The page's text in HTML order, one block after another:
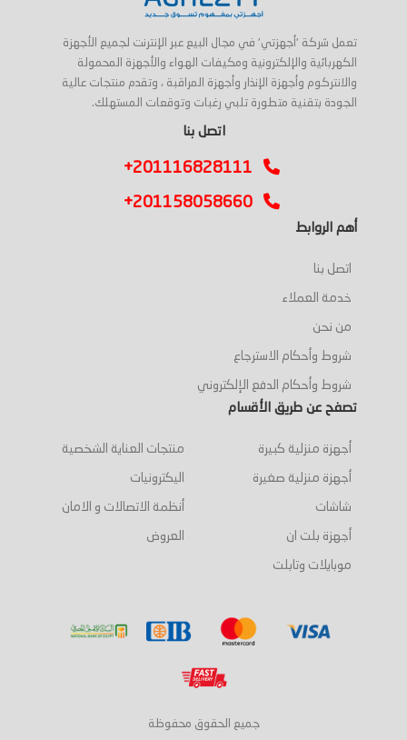
تعمل شركة 'أجهزتي' في مجال البيع عبر الإنترنت لجميع الأجهزة
الكهربائية والإلكترونية ومكيفات الهواء والأجهزة المحمولة
والانتركوم وأجهزة الإنذار وأجهزة المراقبة ، وتقدم منتجات عالية
الجودة بتقنية متطورة تلبي رغبات وتوقعات المستهلك.
اتصل بنا
+201116828111
+201158058660
أهم الروابط
اتصل بنا
خدمة العملاء
من نحن
شروط وأحكام الاسترجاع
شروط وأحكام الدفع الإلكتروني
تصفح عن طريق الأقسام
أجهزة منزلية كبيرة
أجهزة منزلية صغيرة
شاشات
أجهزة بلت ان
موبايلات وتابلت
منتجات العناية الشخصية
اليكترونيات
أنظمة الاتصالات و الامان
العروض
جميع الحقوق محفوظة